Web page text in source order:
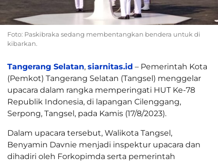
Foto: Paskibraka sedang membentangkan bendera untuk di
kibarkan.
Tangerang Selatan, siarnitas.id – Pemerintah Kota
(Pemkot) Tangerang Selatan (Tangsel) menggelar
upacara dalam rangka memperingati HUT Ke-78
Republik Indonesia, di lapangan Cilenggang,
Serpong, Tangsel, pada Kamis (17/8/2023).
Dalam upacara tersebut, Walikota Tangsel,
Benyamin Davnie menjadi inspektur upacara dan
dihadiri oleh Forkopimda serta pemerintah